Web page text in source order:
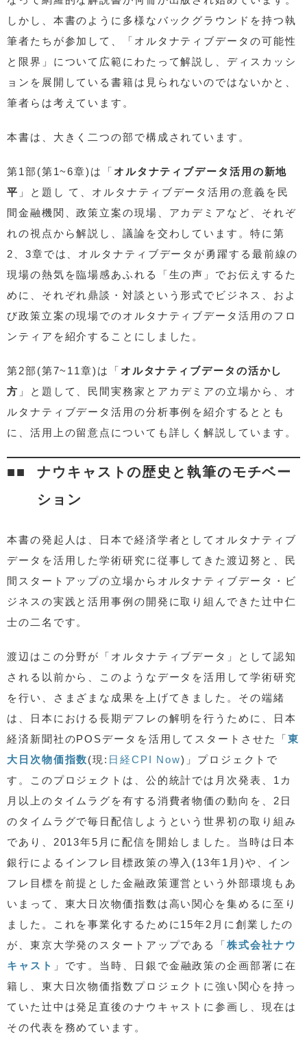
しかし、本書のように多様なバックグラウンドを持つ執
筆者たちが参加して、「オルタナティブデータの可能性
と限界」について広範にわたって解説し、ディスカッシ
ョンを展開している書籍は見られないのではないかと、
筆者らは考えています。
本書は、大きく二つの部で構成されています。
第1部(第1~6章)は「オルタナティブデータ活用の新地
平 」と題し て、オルタナティブデータ活用の意義を民
間金融機関、政策立案の現場、アカデミアなど、それぞ
れの視点から解説し、議論を交わしています。特に第
2、3章では、オルタナティブデータが勇躍する最前線の
現場の熱気を臨場感あふれる「生の声」でお伝えするた
めに、それぞれ鼎談・対談という形式でビジネス、およ
び政策立案の現場でのオルタナティブデータ活用のフロ
ンティアを紹介することにしました。
第2部(第7~11章)は「オルタナティブデータの活かし
方 」と題して、民間実務家とアカデミアの立場から、オ
ルタナティブデータ活用の分析事例を紹介するととも
に、活用上の留意点についても詳しく解説しています。
ナウキャストの歴史と執筆のモチベー
ション
本書の発起人は、日本で経済学者としてオルタナティブ
データを活用した学術研究に従事してきた渡辺努と、民
間スタートアップの立場からオルタナティブデータ・ビ
ジネスの実践と活用事例の開発に取り組んできた辻中仁
士の二名です。
渡辺はこの分野が「オルタナティブデータ」として認知
される以前から、このようなデータを活用して学術研究
を行い、さまざまな成果を上げてきました。その端緒
は、日本における長期デフレの解明を行うために、日本
経済新聞社のPOSデータを活用してスタートさせた「東
大日次物価指数(現: 日経CPI Now)」プロジェクトで
す。このプロジェクトは、公的統計では月次発表、1カ
月以上のタイムラグを有する消費者物価の動向を、2日
のタイムラグで毎日配信しようという世界初の取り組み
であり、2013年5月に配信を開始しました。当時は日本
銀行によるインフレ目標政策の導入(13年1月)や、イン
フレ目標を前提とした金融政策運営という外部環境もあ
いまって、東大日次物価指数は高い関心を集めるに至り
ました。これを事業化するために15年2月に創業したの
が、東京大学発のスタートアップである「株式会社ナウ
キャスト 」です。当時、日銀で金融政策の企画部署に在
籍し、東大日次物価指数プロジェクトに強い関心を持っ
ていた辻中は発足直後のナウキャストに参画し、現在は
その代表を務めています。